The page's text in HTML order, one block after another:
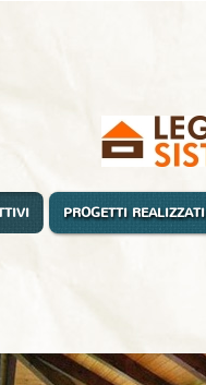
PROGETTI REALIZZATI